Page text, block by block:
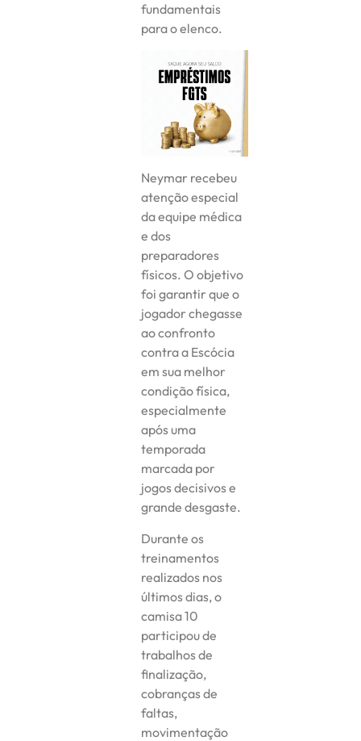
fundamentais
para o elenco.
Neymar recebeu
atenção especial
da equipe médica
e dos
preparadores
físicos. O objetivo
foi garantir que o
jogador chegasse
ao confronto
contra a Escócia
em sua melhor
condição física,
especialmente
após uma
temporada
marcada por
jogos decisivos e
grande desgaste.
Durante os
treinamentos
realizados nos
últimos dias, o
camisa 10
participou de
trabalhos de
finalização,
cobranças de
faltas,
movimentação